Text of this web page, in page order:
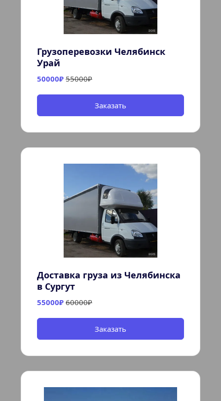
Грузоперевозки Челябинск
Урай
50000₽ 55000₽
Заказать
Доставка груза из Челябинска
в Сургут
55000₽ 60000₽
Заказать